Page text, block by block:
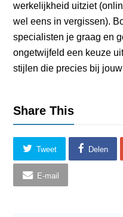
werkelijkheid uitziet
wel eens in vergissen).
specialisten je graag en
ongetwijfeld een keuze
stijlen die precies bij
Share This
Tweet Delen
E-mail